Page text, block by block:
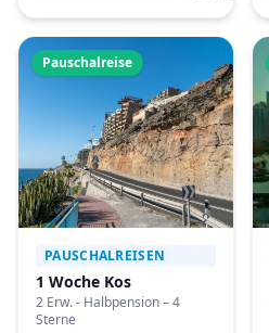
Pauschalreise
PAUSCHALREISEN
1 Woche Kos
2 Erw. - Halbpension – 4
Sterne